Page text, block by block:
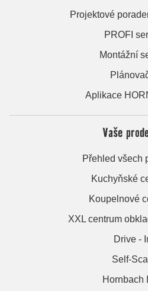
Projektové
PROFI
Montážní
Aplikace
Vaše
Přehled všech
Kuchyňské
Koupelnové
XXL centrum
Drive -
Self-
Hornbach